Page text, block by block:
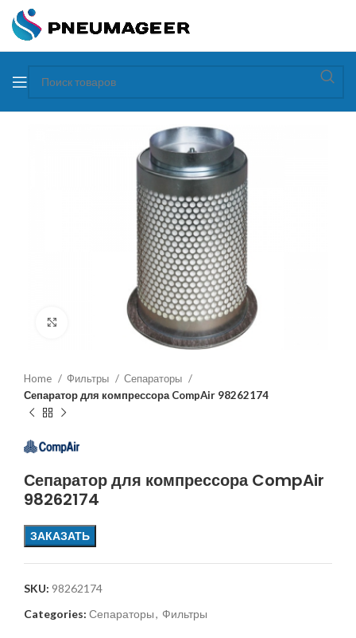
Home Фильтры
Сепараторы
Сепаратор для компрессора CompAir 98262174
Сепаратор для компрессора CompAir
98262174
ЗАКАЗАТЬ
SKU: 98262174
Categories: Сепараторы, Фильтры